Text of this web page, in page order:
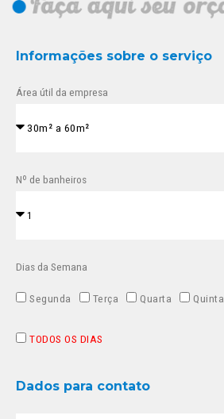
Informações sobre o serviço
Área útil da empresa
Nº de banheiros
Dias da Semana
Segunda Terça Quarta Quinta
TODOS OS DIAS
Dados para contato